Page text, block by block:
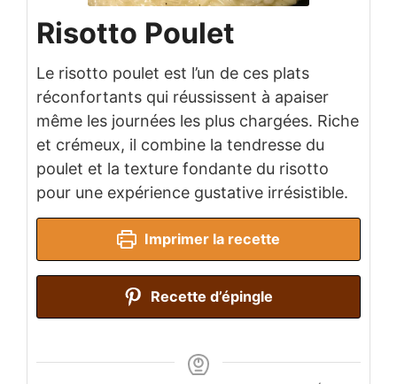
Risotto Poulet
Le risotto poulet est l’un de ces plats
réconfortants qui réussissent à apaiser
même les journées les plus chargées. Riche
et crémeux, il combine la tendresse du
poulet et la texture fondante du risotto
pour une expérience gustative irrésistible.
Imprimer la recette
Recette d’épingle